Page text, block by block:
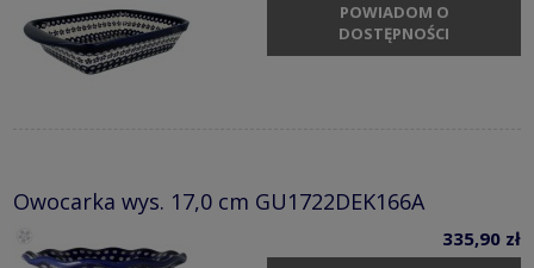
POWIADOM O
DOSTĘPNOŚCI
Owocarka wys. 17,0 cm GU1722DEK166A
335,90 zł